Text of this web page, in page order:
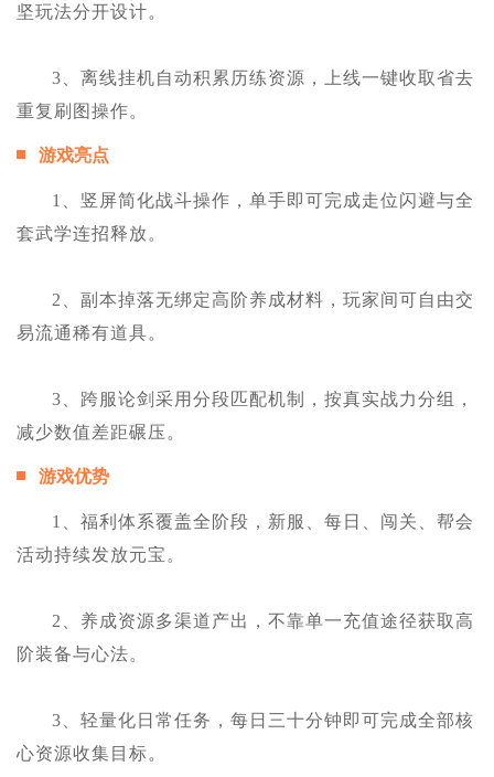
坚玩法分开设计。
3、离线挂机自动积累历练资源，上线一键收取省去
重复刷图操作。
游戏亮点
1、竖屏简化战斗操作，单手即可完成走位闪避与全
套武学连招释放。
2、副本掉落无绑定高阶养成材料，玩家间可自由交
易流通稀有道具。
3、跨服论剑采用分段匹配机制，按真实战力分组，
减少数值差距碾压。
游戏优势
1、福利体系覆盖全阶段，新服、每日、闯关、帮会
活动持续发放元宝。
2、养成资源多渠道产出，不靠单一充值途径获取高
阶装备与心法。
3、轻量化日常任务，每日三十分钟即可完成全部核
心资源收集目标。